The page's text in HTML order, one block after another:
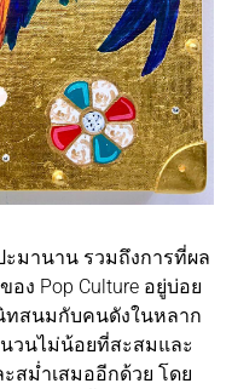
มานาน รวมถึงการที่ผล
ง Pop Culture อยู่บ่อย
ทสนมกับคนดังในหลาก
วนไม่น้อยที่สะสมและ
สม่ำเสมออีกด้วย โดย